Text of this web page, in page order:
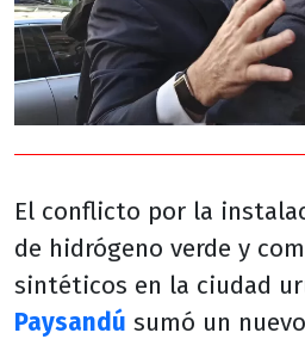
El conflicto por la
de hidrógeno verde y
sintéticos en la ciudad
Paysandú sumó un